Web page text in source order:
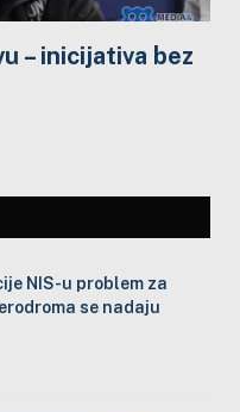
– inicijativa bez
NIS-u problem za
se nadaju